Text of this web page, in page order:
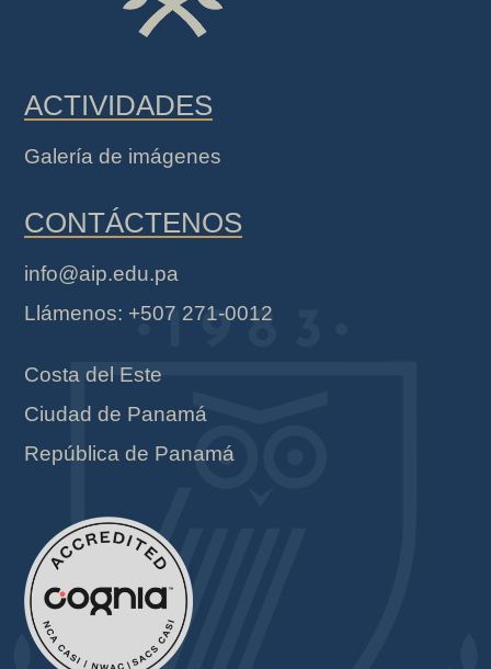
ACTIVIDADES
Galería de imágenes
CONTÁCTENOS
info@aip.edu.pa
Llámenos: +507 271-0012
Costa del Este
Ciudad de Panamá
República de Panamá